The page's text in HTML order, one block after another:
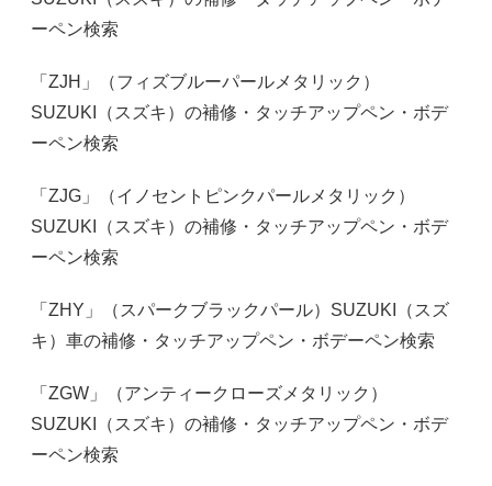
ーペン検索
「ZJH」（フィズブルーパールメタリック）
SUZUKI（スズキ）の補修・タッチアップペン・ボデ
ーペン検索
「ZJG」（イノセントピンクパールメタリック）
SUZUKI（スズキ）の補修・タッチアップペン・ボデ
ーペン検索
「ZHY」（スパークブラックパール）SUZUKI（スズ
キ）車の補修・タッチアップペン・ボデーペン検索
「ZGW」（アンティークローズメタリック）
SUZUKI（スズキ）の補修・タッチアップペン・ボデ
ーペン検索